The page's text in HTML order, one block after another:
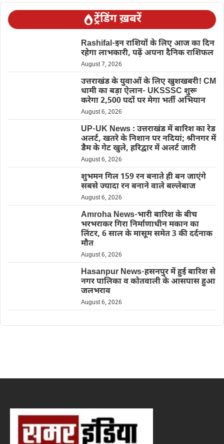
ट्रेंडिंग ख़बरें
Rashifal-इन राशियों के लिए आज का दिन
रहेगा लाभकारी, पढ़ें अपना दैनिक राशिफल
August 7, 2026
उत्तराखंड के युवाओं के लिए खुशखबरी! CM
धामी का बड़ा ऐलान- UKSSSC शुरू
करेगा 2,500 पदों पर मेगा भर्ती अभियान
August 6, 2026
UP-UK News : उत्तराखंड में बारिश का रेड
अलर्ट, खतरे के निशान पर नदियां; श्रीनगर में
डैम के गेट खुले, हरिद्वार में अलर्ट जारी
August 6, 2026
शुभमन गिल 159 रन बनाते ही बन जाएंगे
सबसे ज्यादा रन बनाने वाले बल्लेबाज
August 6, 2026
Amroha News-भारी बारिश के बीच
भरभराकर गिरा निर्माणाधीन मकान का
लिंटर, 6 साल के मासूम समेत 3 की दर्दनाक
मौत
August 6, 2026
Hasanpur News-हसनपुर में हुई बारिश से
नगर पालिका व कोतवाली के आसपास हुआ
जलभराव
August 6, 2026